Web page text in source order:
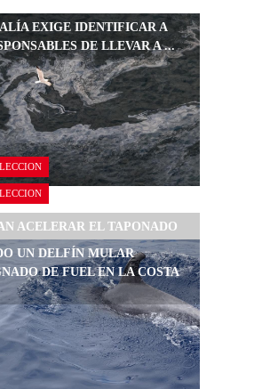
EXIGE IDENTIFICAR A
DE LLEVAR A ...
ACELERAR EL TAPONADO
GRIETAS DEL OLEG
UN DELFÍN MULAR
DE FUEL EN LA COSTA